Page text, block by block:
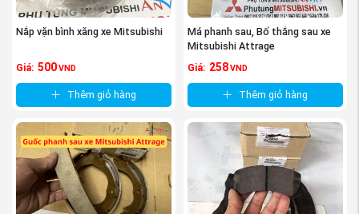
Nắp vặn bình xăng xe Mitsubishi
Giá: 500 VND
Thêm giỏ hàng
Má phanh sau, Bố thắng sau xe
Mitsubishi Attrage
Giá: 258 VND
Thêm giỏ hàng